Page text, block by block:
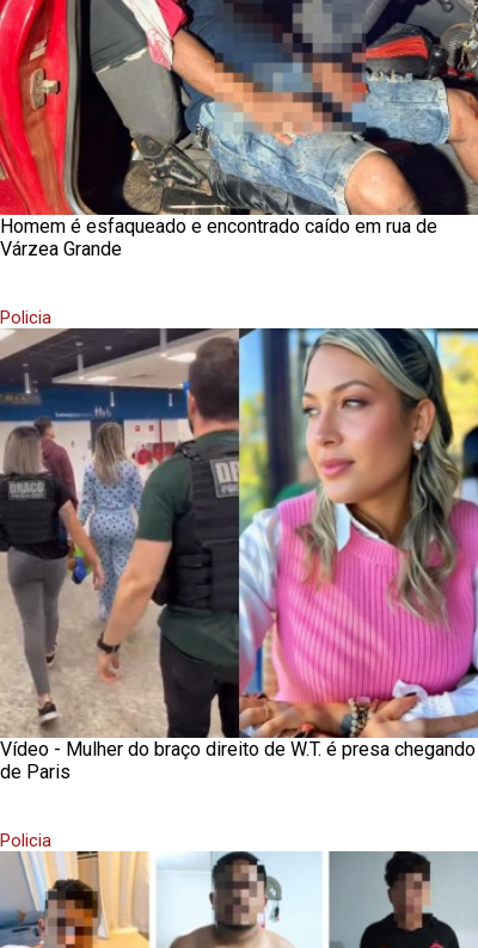
Homem é esfaqueado e encontrado caído em rua de
Várzea Grande
Policia
Vídeo - Mulher do braço direito de W.T. é presa chegando
de Paris
Policia